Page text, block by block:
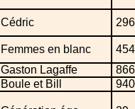
Cédric 296
Femmes en blanc
454
Gaston Lagaffe
866
Boule et Bill 940